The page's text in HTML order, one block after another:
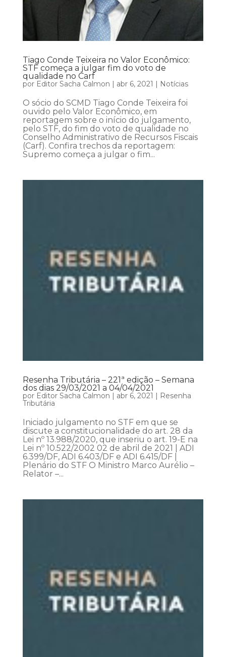
Tiago Conde Teixeira no Valor Econômico:
STF começa a julgar fim do voto de
qualidade no Carf
por Editor Sacha Calmon | abr 6, 2021 | Notícias
O sócio do SCMD Tiago Conde Teixeira foi
ouvido pelo Valor Econômico, em
reportagem sobre o início do julgamento,
pelo STF, do fim do voto de qualidade no
Conselho Administrativo de Recursos Fiscais
(Carf). Confira trechos da reportagem:
Supremo começa a julgar o fim...
Resenha Tributária – 221ª edição – Semana
dos dias 29/03/2021 a 04/04/2021
por Editor Sacha Calmon abr 6, 2021
Resenha
Tributária
Iniciado julgamento no STF em que se
discute a constitucionalidade do art. 28 da
Lei nº 13.988/2020, que inseriu o art. 19-E na
Lei nº 10.522/2002 02 de abril de 2021 | ADI
6.399/DF, ADI 6.403/DF e ADI 6.415/DF |
Plenário do STF O Ministro Marco Aurélio –
Relator –...